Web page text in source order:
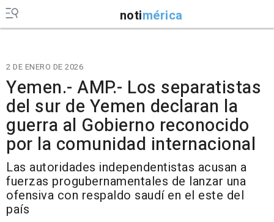
notimérica
2 DE ENERO DE 2026
Yemen.- AMP.- Los separatistas
del sur de Yemen declaran la
guerra al Gobierno reconocido
por la comunidad internacional
Las autoridades independentistas acusan a
fuerzas progubernamentales de lanzar una
ofensiva con respaldo saudí en el este del
país